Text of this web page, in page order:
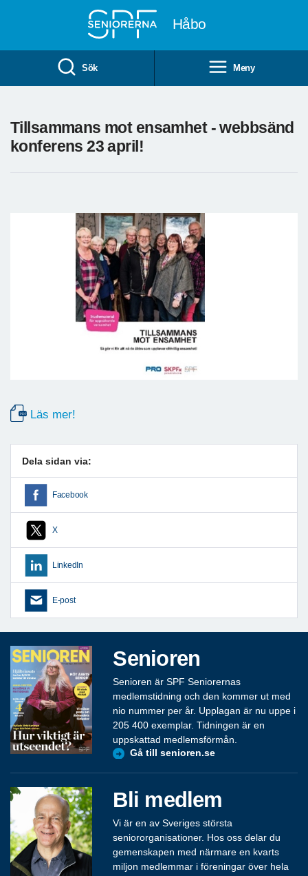
Håbo
Sök Meny
Tillsammans mot ensamhet - webbsänd
konferens 23 april!
Läs mer!
Dela sidan via:
Facebook
X
LinkedIn
E-post
Senioren
Senioren är SPF Seniorernas
medlemstidning och den kommer ut med
nio nummer per år. Upplagan är nu uppe i
205 400 exemplar. Tidningen är en
uppskattad medlemsförmån.
Gå till senioren.se
Bli medlem
Vi är en av Sveriges största
seniororganisationer. Hos oss delar du
gemenskapen med närmare en kvarts
miljon medlemmar i föreningar över hela